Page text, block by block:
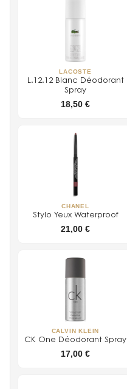
LACOSTE
L.12.12 Blanc Déodorant
Spray
18,50 €
CHANEL
Stylo Yeux Waterproof
21,00 €
CALVIN KLEIN
CK One Déodorant Spray
17,00 €